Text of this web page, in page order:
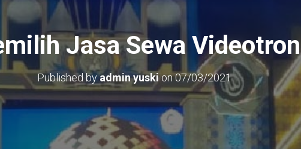
Jasa Sewa Videotron
Published byadmin yuskion07/03/2021